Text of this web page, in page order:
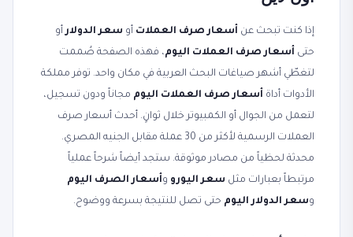
إذا كنت تبحث عن أسعار صرف العملات أو سعر الدولارأو
حتى أسعار صرف العملات اليوم، فهذه الصفحة صُممت
لتغطّي أشهر صياغات البحث العربية في مكان واحد. توفر مملكة
الأدوات أداة أسعار صرف العملات اليوم مجاناً ودون تسجيل،
لتعمل من الجوال أو الكمبيوتر خلال ثوانٍ. أحدث أسعار صرف
العملات الرسمية لأكثر من 30 عملة مقابل الجنيه المصري.
محدثة لحظياً من مصادر موثوقة. ستجد أيضاً شرحاً عملياً
مرتبطاً بعبارات مثل سعر اليورو وأسعار الصرف اليوم
وسعر الدولار اليوم حتى تصل للنتيجة بسرعة ووضوح.